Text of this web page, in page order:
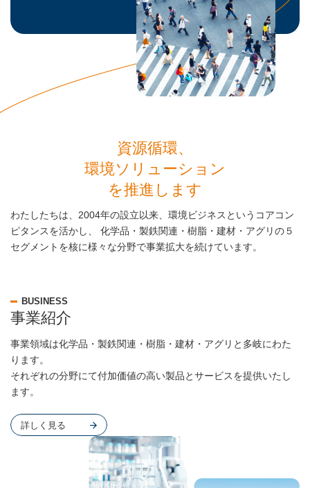
資源循環、
環境ソリューション
を推進します
わたしたちは、2004年の設立以来、環境ビジネスというコアコン
ピタンスを活かし、
化学品・製鉄関連・樹脂・建材・アグリの５
セグメントを核に様々な分野で事業拡大を続けています。
BUSINESS
事業紹介
事業領域は化学品・製鉄関連・樹脂・建材・アグリと多岐にわた
ります。
それぞれの分野にて付加価値の高い製品とサービスを提供いたし
ます。
詳しく見る